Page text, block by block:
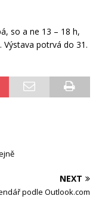
so a ne 13 – 18 h,
potrvá do 31.
NEXT
podle Outlook.com